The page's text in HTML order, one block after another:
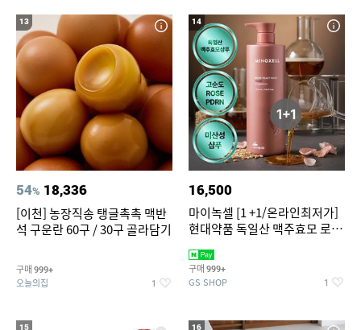
13
54% 18,336
[이천] 농장직송 탱글촉촉 맥반
석 구운란 60구 / 30구 골라담기
구매 999+
오늘의집 1
14
16,500
마이녹셀 [1 +1/온라인최저가]
현대약품 독일산 맥주효모 로즈
1000ml (정가 100,000원)
구매 999+
GS SHOP 1
15 16